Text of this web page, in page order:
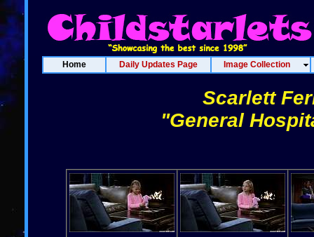
Home Daily Updates Page Image Collection
Scarlett
"General